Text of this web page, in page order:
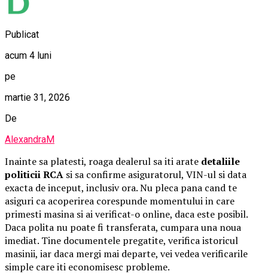
Publicat
acum 4 luni
pe
martie 31, 2026
De
AlexandraM
Inainte sa platesti, roaga dealerul sa iti arate detaliile
politicii RCA si sa confirme asiguratorul, VIN-ul si data
exacta de inceput, inclusiv ora. Nu pleca pana cand te
asiguri ca acoperirea corespunde momentului in care
primesti masina si ai verificat-o online, daca este posibil.
Daca polita nu poate fi transferata, cumpara una noua
imediat. Tine documentele pregatite, verifica istoricul
masinii, iar daca mergi mai departe, vei vedea verificarile
simple care iti economisesc probleme.